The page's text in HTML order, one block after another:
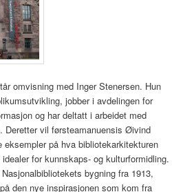
omvisning med Inger Stenersen. Hun
jobber i avdelingen for
og har deltatt i arbeidet med
Deretter vil førsteamanuensis Øivind
eksempler på hva bibliotekarkitekturen
for kunnskaps- og kulturformidling.
bygning fra 1913,
den nye inspirasjonen som kom fra